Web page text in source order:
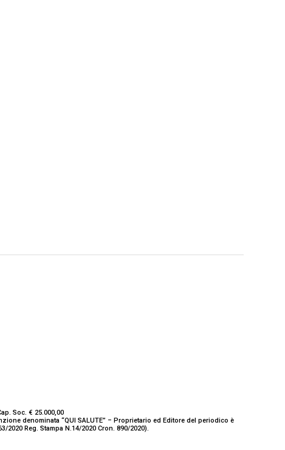
Soc. € 25.000,00
denominata “QUI SALUTE” – Proprietario ed Editore del periodico è
Reg. Stampa N.14/2020 Cron. 890/2020).